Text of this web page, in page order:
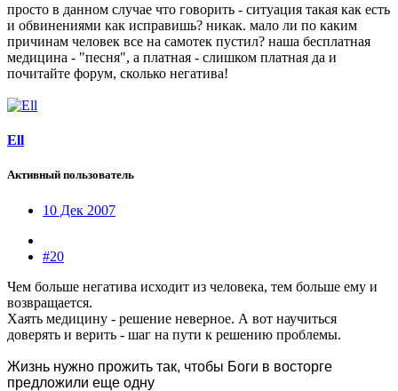
просто в данном случае что говорить - ситуация такая как есть
и обвинениями как исправишь? никак. мало ли по каким
причинам человек все на самотек пустил? наша бесплатная
медицина - "песня", а платная - слишком платная да и
почитайте форум, сколько негатива!
Ell
Активный пользователь
10 Дек 2007
#20
Чем больше негатива исходит из человека, тем больше ему и
возвращается.
Хаять медицину - решение неверное. А вот научиться
доверять и верить - шаг на пути к решению проблемы.
Жизнь нужно прожить так, чтобы Боги в восторге
предложили еще одну